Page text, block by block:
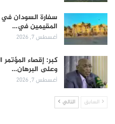
سفارة السودان
المقيمين في…
أغسطس 7, 2026
كبر: إقصاء
وعلى البرهان…
أغسطس 7, 2026
السابق التالي